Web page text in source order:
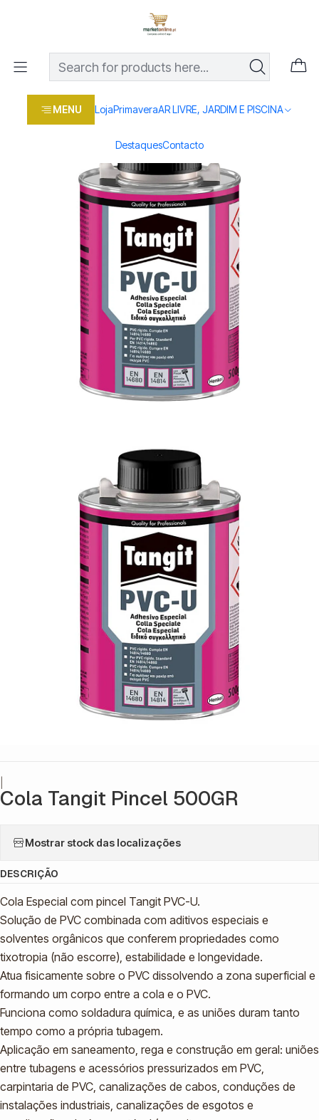
MENU LojaPrimaveraAR LIVRE, JARDIM E PISCINA
DestaquesContacto
Os melhores preços em produtos para casa, jardim e bricolage
Loja Casa e conforto
BRICOLAGE E FERRAMENTAS
COLAS, SILICONES
Cola Tangit Pincel 500GR
Cola Tangit Pincel 500GR
Mostrar stock das localizações
DESCRIÇÃO
Cola Especial com pincel Tangit PVC-U.
Solução de PVC combinada com aditivos especiais e
solventes orgânicos que conferem propriedades como
tixotropia (não escorre), estabilidade e longevidade.
Atua fisicamente sobre o PVC dissolvendo a zona superficial e
formando um corpo entre a cola e o PVC.
Funciona como soldadura química, e as uniões duram tanto
tempo como a própria tubagem.
Aplicação em saneamento, rega e construção em geral: uniões
entre tubagens e acessórios pressurizados em PVC,
carpintaria de PVC, canalizações de cabos, conduções de
instalações industriais, canalizações de esgotos e